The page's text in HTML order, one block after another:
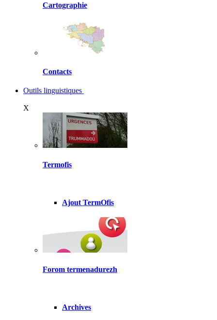
Cartographie
Contacts
Outils linguistiques
X
Termofis
Ajout TermOfis
Forom termenadurezh
Archives